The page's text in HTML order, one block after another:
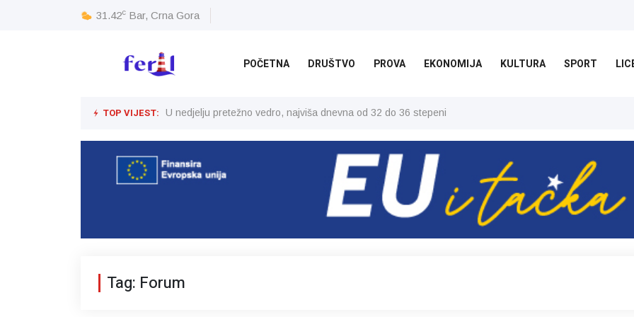
31.42c Bar, Crna Gora
POČETNA DRUŠTVO PROVA EKONOMIJA KULTURA SPORT
TOP VIJEST: U nedjelju pretežno vedro, najviša dnevna od 32 do 36 stepeni
Tag: Forum